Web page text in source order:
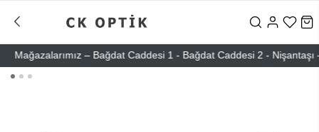
– Bağdat Caddesi 1 - Bağdat Caddesi 2 - Nişantaşı –